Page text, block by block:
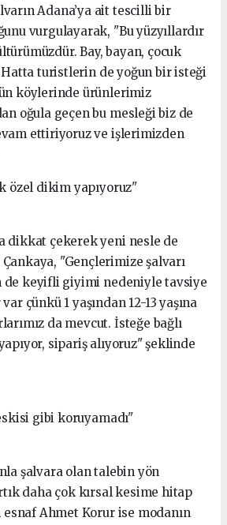
Adana’ya ait tescilli bir
vurgulayarak, "Bu yüzyıllardır
Bay, bayan, çocuk
Hatta turistlerin de yoğun bir isteği
köylerinde ürünlerimiz
oğula geçen bu mesleği biz de
ettiriyoruz ve işlerimizden
özel dikim yapıyoruz"
dikkat çekerek yeni nesle de
"Gençlerimize şalvarı
de keyifli giyimi nedeniyle tavsiye
çünkü 1 yaşından 12-13 yaşına
da mevcut. İsteğe bağlı
sipariş alıyoruz" şeklinde
gibi koruyamadı"
şalvara olan talebin yön
daha çok kırsal kesime hitap
Ahmet Korur ise modanın